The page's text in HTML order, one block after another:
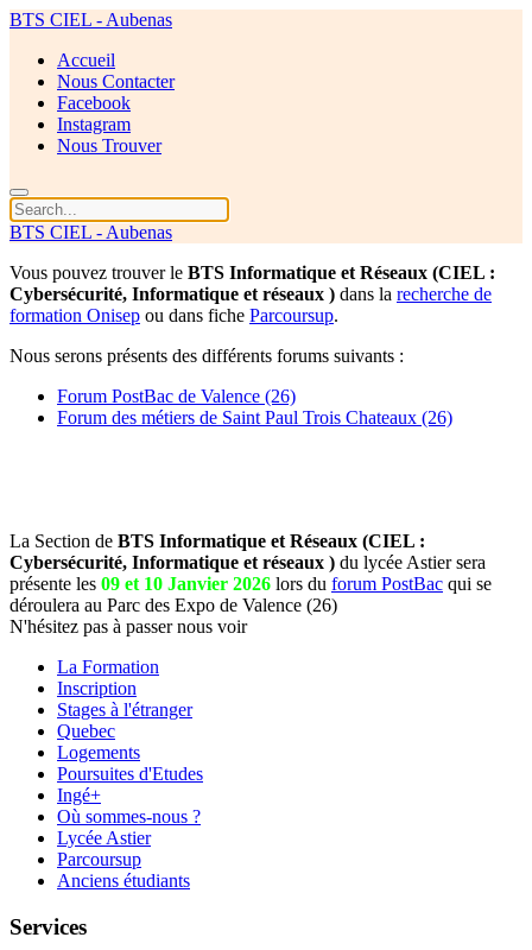
BTS CIEL - Aubenas
Accueil
Nous Contacter
Facebook
Instagram
Nous Trouver
BTS CIEL - Aubenas
Vous pouvez trouver le BTS Informatique et Réseaux (CIEL :
Cybersécurité, Informatique et réseaux ) dans la recherche de
formation Onisep ou dans fiche Parcoursup.
Nous serons présents des différents forums suivants :
Forum PostBac de Valence (26)
Forum des métiers de Saint Paul Trois Chateaux (26)
La Section de BTS Informatique et Réseaux (CIEL :
Cybersécurité, Informatique et réseaux ) du lycée Astier sera
présente les 09 et 10 Janvier 2026 lors du forum PostBac qui se
déroulera au Parc des Expo de Valence (26)
N'hésitez pas à passer nous voir
La Formation
Inscription
Stages à l'étranger
Quebec
Logements
Poursuites d'Etudes
Ingé+
Où sommes-nous ?
Lycée Astier
Parcoursup
Anciens étudiants
Services